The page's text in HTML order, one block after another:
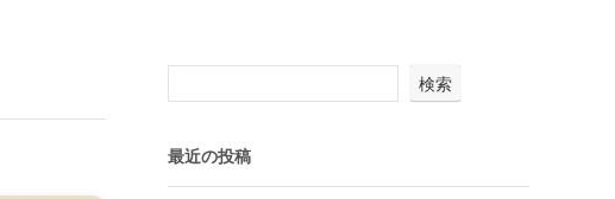
検索
最近の投稿